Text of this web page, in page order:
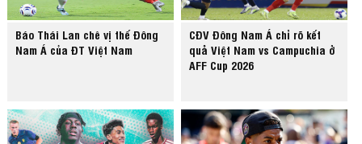
Báo Thái Lan chê vị thế Đông
Nam Á của ĐT Việt Nam
CĐV Đông Nam Á chỉ rõ kết
quả Việt Nam vs Campuchia ở
AFF Cup 2026